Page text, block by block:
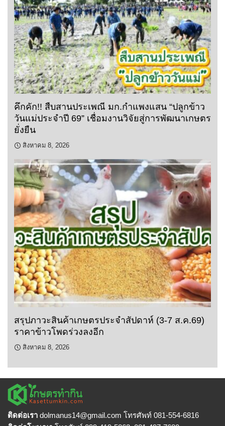
คึกคัก!! สืบสานประเพณี มก.กำแพงแสน “ปลูกข้าว
วันแม่ประจำปี 69” เชื่อมงานวิจัยสู่การพัฒนาเกษตร
ยั่งยืน
สิงหาคม 8, 2026
สรุปภาวะสินค้าเกษตรประจำสัปดาห์ (3-7 ส.ค.69)
ราคาข้าวโพดร่วงลงอีก
สิงหาคม 8, 2026
ติดต่อเรา dolmanus14@gmail.com โทรศัพท์ 081-554-6816